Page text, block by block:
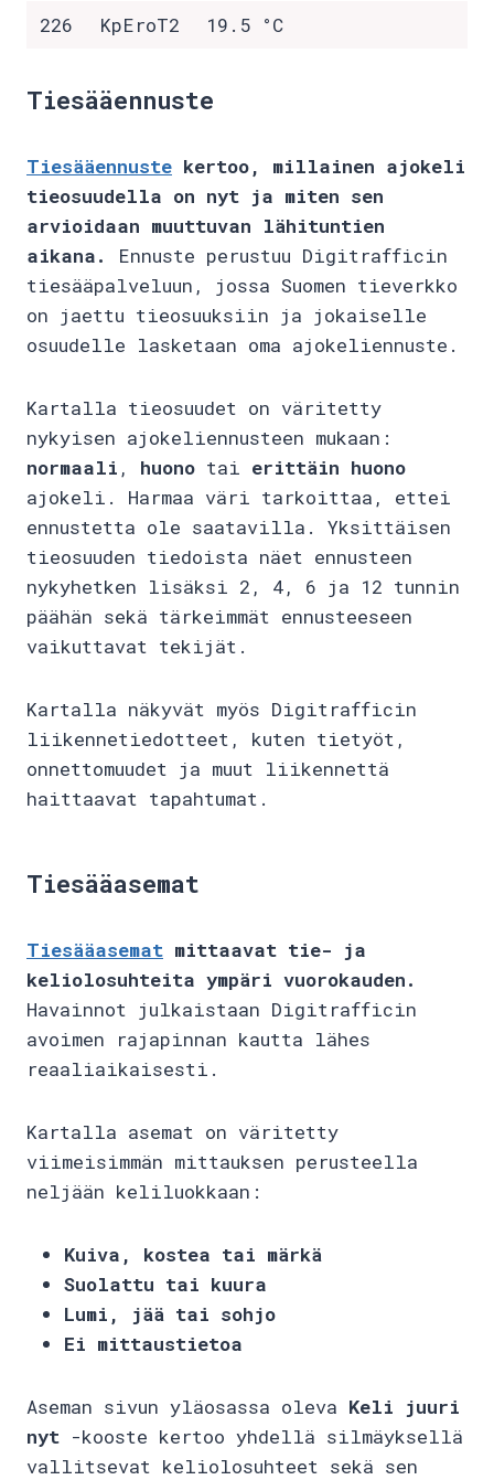
226 KpEroT2 19.5 °C
Tiesääennuste
Tiesääennuste kertoo, millainen ajokeli
tieosuudella on nyt ja miten sen
arvioidaan muuttuvan lähituntien
aikana.
Ennuste perustuu Digitrafficin
tiesääpalveluun, jossa Suomen tieverkko
on jaettu tieosuuksiin ja jokaiselle
osuudelle lasketaan oma ajokeliennuste.
Kartalla tieosuudet on väritetty
nykyisen ajokeliennusteen mukaan:
normaali , huono tai erittäin huono
ajokeli. Harmaa väri tarkoittaa, ettei
ennustetta ole saatavilla. Yksittäisen
tieosuuden tiedoista näet ennusteen
nykyhetken lisäksi 2, 4, 6 ja 12 tunnin
päähän sekä tärkeimmät ennusteeseen
vaikuttavat tekijät.
Kartalla näkyvät myös Digitrafficin
liikennetiedotteet, kuten tietyöt,
onnettomuudet ja muut liikennettä
haittaavat tapahtumat.
Tiesääasemat
Tiesääasemat mittaavat tie- ja
keliolosuhteita ympäri vuorokauden.
Havainnot julkaistaan Digitrafficin
avoimen rajapinnan kautta lähes
reaaliaikaisesti.
Kartalla asemat on väritetty
viimeisimmän mittauksen perusteella
neljään keliluokkaan:
Kuiva, kostea tai märkä
Suolattu tai kuura
Lumi, jää tai sohjo
Ei mittaustietoa
Aseman sivun yläosassa oleva Keli juuri
nyt -kooste kertoo yhdellä silmäyksellä
vallitsevat keliolosuhteet sekä sen